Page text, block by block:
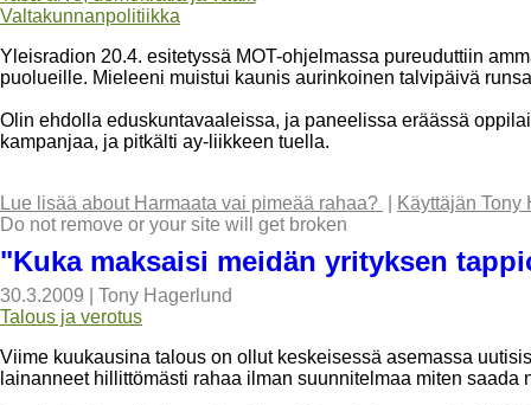
Valtakunnanpolitiikka
Yleisradion 20.4. esitetyssä MOT-ohjelmassa pureuduttiin
puolueille. Mieleeni muistui kaunis aurinkoinen talvipäivä
Olin ehdolla eduskuntavaaleissa, ja paneelissa eräässä
kampanjaa, ja pitkälti ay-liikkeen tuella.
Lue lisää about Harmaata vai pimeää rahaa?
Käyttäjän
Do not remove or your site will get broken
"Kuka maksaisi meidän yrityksen
30.3.2009
Tony Hagerlund
Talous ja verotus
Viime kuukausina talous on ollut keskeisessä asemassa
lainanneet hillittömästi rahaa ilman suunnitelmaa miten saada